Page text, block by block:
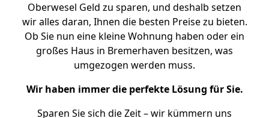
Oberwesel Geld zu sparen, und deshalb setzen
wir alles daran, Ihnen die besten Preise zu bieten.
Ob Sie nun eine kleine Wohnung haben oder ein
großes Haus in Bremerhaven besitzen, was
umgezogen werden muss.
Wir haben immer die perfekte Lösung für Sie.
Sparen Sie sich die Zeit – wir kümmern uns